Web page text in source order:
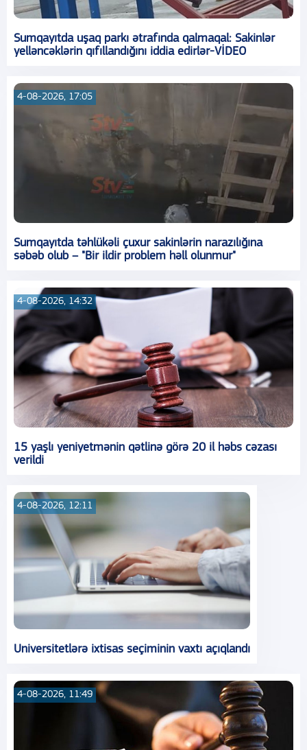
Sumqayıtda uşaq parkı ətrafında qalmaqal: Sakinlər
yelləncəklərin qıfıllandığını iddia edirlər-VİDEO
4-08-2026, 17:05
Sumqayıtda təhlükəli çuxur sakinlərin narazılığına
səbəb olub – "Bir ildir problem həll olunmur"
4-08-2026, 14:32
15 yaşlı yeniyetmənin qətlinə görə 20 il həbs cəzası
verildi
4-08-2026, 12:11
Universitetlərə ixtisas seçiminin vaxtı açıqlandı
4-08-2026, 11:49